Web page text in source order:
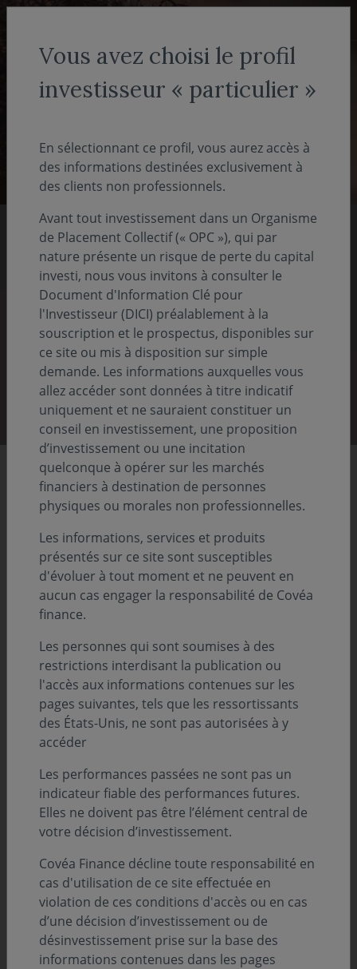
Aller au menu
Aller au contenu
Investisseur non-professionnel
Nos rapports 2025
Pour comprendre notre vision, notre stratégie
et nos actions
Découvrir nos rapports
Chiffres clés
Previous 86,8
Md€ d'actifs sous gestion
Vous avez choisi le profil
investisseur « particulier »
En sélectionnant ce profil, vous aurez accès à
des informations destinées exclusivement à
des clients non professionnels.
Avant tout investissement dans un Organisme
de Placement Collectif (« OPC »), qui par
nature présente un risque de perte du capital
investi, nous vous invitons à consulter le
Document d'Information Clé pour
l'Investisseur (DICI) préalablement à la
souscription et le prospectus, disponibles sur
ce site ou mis à disposition sur simple
demande. Les informations auxquelles vous
allez accéder sont données à titre indicatif
uniquement et ne sauraient constituer un
conseil en investissement, une proposition
d’investissement ou une incitation
quelconque à opérer sur les marchés
financiers à destination de personnes
physiques ou morales non professionnelles.
Les informations, services et produits
présentés sur ce site sont susceptibles
d'évoluer à tout moment et ne peuvent en
aucun cas engager la responsabilité de Covéa
finance.
Les personnes qui sont soumises à des
restrictions interdisant la publication ou
l'accès aux informations contenues sur les
pages suivantes, tels que les ressortissants
des États-Unis, ne sont pas autorisées à y
accéder
Les performances passées ne sont pas un
indicateur fiable des performances futures.
Elles ne doivent pas être l’élément central de
votre décision d’investissement.
Covéa Finance décline toute responsabilité en
cas d'utilisation de ce site effectuée en
violation de ces conditions d'accès ou en cas
d’une décision d’investissement ou de
désinvestissement prise sur la base des
informations contenues dans les pages